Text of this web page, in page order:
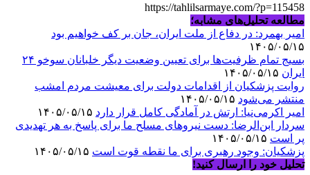
https://tahlilsarmaye.com/?p=115458
مطالعه تحلیل‌های مشابه؛
امیر بهمرد: در دفاع از ملت ایران، جان بر کف خواهیم بود
۱۴۰۵/۰۵/۱۵
بسیج تمام ظرفیت‌ها برای تعیین وضعیت دیگر خلبانان سوخو ۲۴
ایران
روایت پزشکیان از اقدامات دولت برای معیشت مردم امشب
منتشر می‌شود
امیر اکرمی‌نیا: ارتش در آمادگی کامل قرار دارد
سردار ابن‌الرضا: دست نیروهای مسلح ما برای پاسخ به هر تهدیدی
پر است
پزشکیان: وجود رهبری برای ما نقطه قوت است
تحلیل خود را ارسال کنید!